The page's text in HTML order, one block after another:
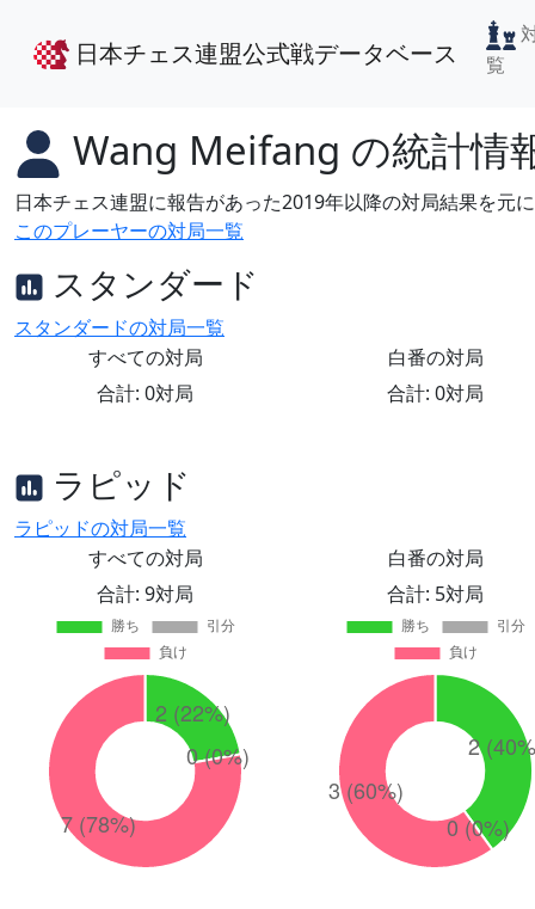
日本チェス連盟公式戦データベース
覧
Wang Meifang の統計情
日本チェス連盟に報告があった2019年以降の対局結果を元
このプレーヤーの対局一覧
スタンダード
スタンダードの対局一覧
すべての対局
合計: 0対局
白番の対局
合計: 0対局
ラピッド
ラピッドの対局一覧
すべての対局
合計: 9対局
白番の対局
合計: 5対局